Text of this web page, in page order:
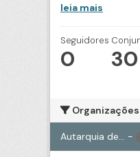
leia mais
Seguidores
0 30
Organizações
Autarquia de... -